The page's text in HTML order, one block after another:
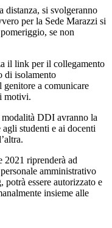
distanza, si svolgeranno
per la Sede Marazzi si
se non
il link per il collegamento
di isolamento
genitore a comunicare
motivi.
DDI avranno la
studenti e ai docenti
2021 riprenderà ad
amministrativo
essere autorizzato e
insieme alle